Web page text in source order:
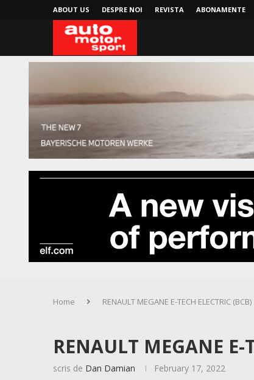
ABOUT US DESPRE NOI REVISTA ABONAMENTE
Home RENAULT MEGANE E-TECH ELECTRIC (BCB)
RENAULT MEGANE E-
scris de Dan Damian February 17, 2022